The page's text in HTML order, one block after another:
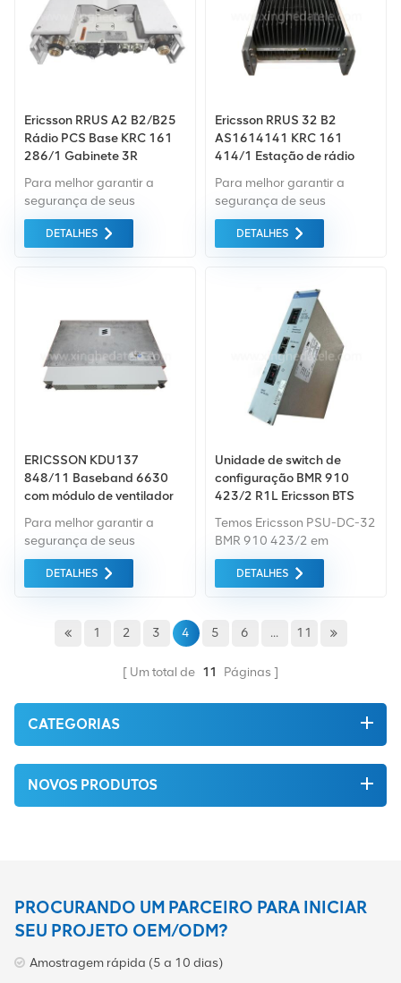
Ericsson RRUS A2 B2/B25
Rádio PCS Base KRC 161
286/1 Gabinete 3R
Para melhor garantir a
segurança de seus
produtos, profissionais,
ecologicamente corretos,
de embalagem
DETALHES
Ericsson RRUS 32 B2
AS1614141 KRC 161
414/1 Estação de rádio
Para melhor garantir a
segurança de seus
produtos, profissionais,
ecologicamente corretos,
de embalagem
convenientes e eficientes.
DETALHES
ERICSSON KDU137
848/11 Baseband 6630
com módulo de ventilador
Para melhor garantir a
segurança de seus
produtos, profissionais,
ecologicamente corretos,
convenientes e eficientes.
DETALHES
Unidade de switch de
configuração BMR 910
423/2 R1L Ericsson BTS
Temos Ericsson PSU-DC-32
BMR 910 423/2 em
estoque. Ericsson PSU-DC-
32 é uma estação base
DETALHES
1 2 3 4 5 6 ... 11
Um total de 11 Páginas
CATEGORIAS
NOVOS PRODUTOS
PROCURANDO UM PARCEIRO PARA INICIAR
SEU PROJETO OEM/ODM?
Amostragem rápida (5 a 10 dias)